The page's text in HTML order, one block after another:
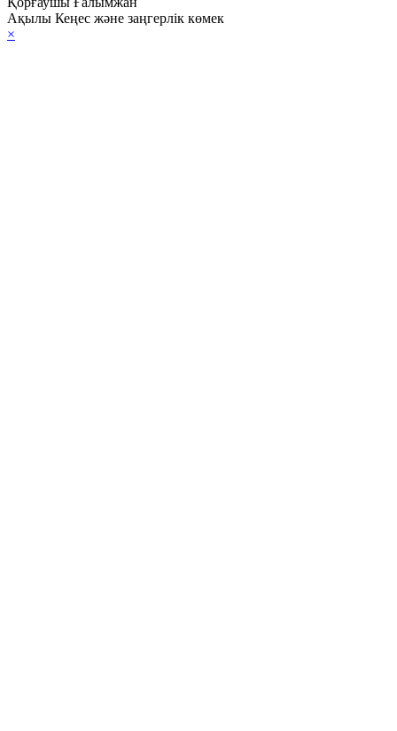
Ақылы Кеңес және заңгерлік көмек
×